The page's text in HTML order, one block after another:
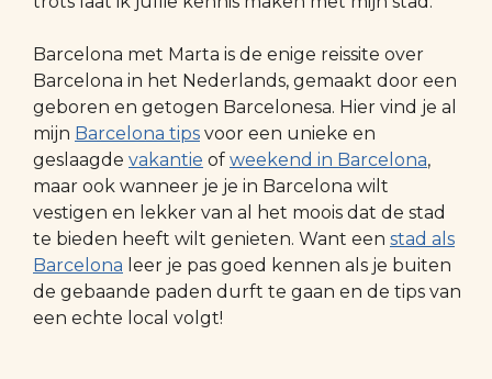
Barcelona met Marta is de enige reissite over
Barcelona in het Nederlands, gemaakt door een
geboren en getogen Barcelonesa. Hier vind je al
mijn Barcelona tips voor een unieke en
geslaagde vakantie of weekend in Barcelona,
maar ook wanneer je je in Barcelona wilt
vestigen en lekker van al het moois dat de stad
te bieden heeft wilt genieten. Want een stad als
Barcelona leer je pas goed kennen als je buiten
de gebaande paden durft te gaan en de tips van
een echte local volgt!